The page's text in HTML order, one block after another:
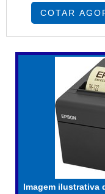
Impressora
e confiabilidade
impressão de
do que a sua
que facilitam
COTAR
Imagem ilustrativa